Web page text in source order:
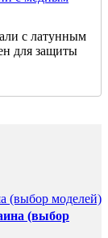
с латунным
для защиты
(выбор моделей)
(выбор